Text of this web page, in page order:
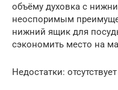
объёму духовка с
неоспоримым
нижний ящик для
сэкономить место на
Недостатки: